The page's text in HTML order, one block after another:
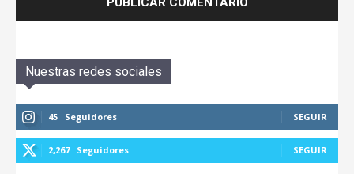
Nuestras redes sociales
45 Seguidores SEGUIR
2,267 Seguidores SEGUIR